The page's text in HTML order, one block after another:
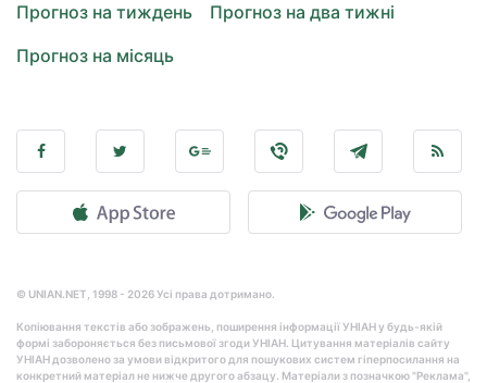
Прогноз на тиждень
Прогноз на два тижні
Прогноз на місяць
© UNIAN.NET, 1998 - 2026 Усі права дотримано.
Копіювання текстів або зображень, поширення інформації УНІАН у будь-якій
формі забороняється без письмової згоди УНІАН. Цитування матеріалів сайту
УНІАН дозволено за умови відкритого для пошукових систем гіперпосилання на
конкретний матеріал не нижче другого абзацу. Матеріали з позначкою "Реклама",